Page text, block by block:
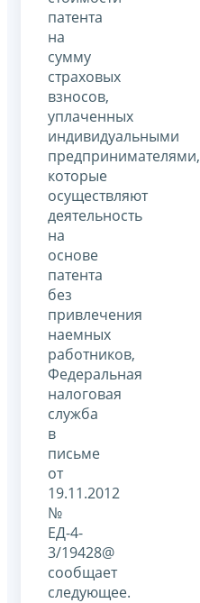
патента
на
сумму
страховых
взносов,
уплаченных
индивидуальными
предпринимателями,
которые
осуществляют
деятельность
на
основе
патента
без
привлечения
наемных
работников,
Федеральная
налоговая
служба
в
письме
от
19.11.2012
№
ЕД-4-
3/19428@
сообщает
следующее.